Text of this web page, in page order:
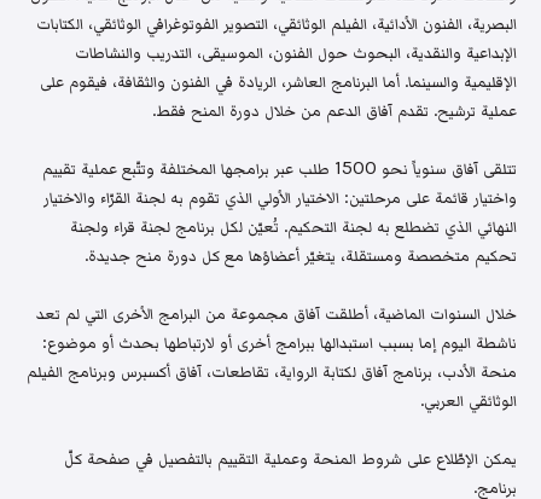
البصرية، الفنون الأدائية، الفيلم الوثائقي، التصوير الفوتوغرافي الوثائقي، الكتابات
الإبداعية والنقدية، البحوث حول الفنون، الموسيقى، التدريب والنشاطات
الإقليمية والسينما. أما البرنامج العاشر، الريادة في الفنون والثقافة، فيقوم على
عملية ترشيح. تقدم آفاق الدعم من خلال دورة المنح فقط.
تتلقى آفاق سنوياً نحو 1500 طلب عبر برامجها المختلفة وتتّبع عملية تقييم
واختيار قائمة على مرحلتين: الاختيار الأولي الذي تقوم به لجنة القرّاء والاختيار
النهائي الذي تضطلع به لجنة التحكيم. تُعيّن لكل برنامج لجنة قراء ولجنة
تحكيم متخصصة ومستقلة، يتغيّر أعضاؤها مع كل دورة منح جديدة.
خلال السنوات الماضية، أطلقت آفاق مجموعة من البرامج الأخرى التي لم تعد
ناشطة اليوم إما بسبب استبدالها ببرامج أخرى أو لارتباطها بحدث أو موضوع:
منحة الأدب، برنامج آفاق لكتابة الرواية، تقاطعات، آفاق أكسبرس وبرنامج الفيلم
الوثائقي العربي.
يمكن الإطّلاع على شروط المنحة وعملية التقييم بالتفصيل في صفحة كلّ
برنامج.